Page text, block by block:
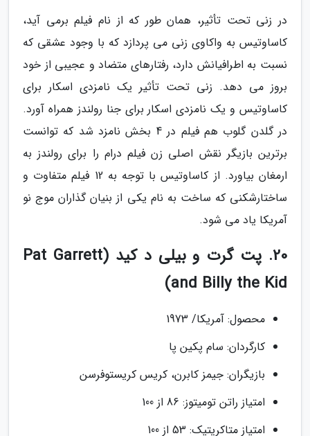
در زنی تحت تأثیر، همان طور که از نام فیلم برمی آید،
کاساوتیس به واکاوی زنی می پردازد که با وجود عشقی که
نسبت به اطرافیانش دارد، رفتارهای متضاد و عجیبی از خود
بروز می دهد. زنی تحت تأثیر یک نامزدی اسکار برای
کاساوتیس و یک نامزدی اسکار برای جنا رولندز همراه آورد.
در گلدن گلوب هم فیلم در 4 بخش نامزد شد که توانست
برترین بازیگر نقش اصلی زن فیلم درام را برای رولندز به
ارمغان بیاورد. از کاساوتیس با توجه به 12 فیلم متفاوت و
ساختارشکنی که ساخت به نام یکی از بنیان گذاران موج نو
آمریکا یاد می شود.
20. پت گرت و بیلی د کید (Pat Garrett
and Billy the Kid)
محصول: آمریکا/ 1973
کارگردان: سام پکین پا
بازیگران: جیمز کابرن، کریس کریستوفرسن
امتیاز راتن تومیتوز: 86 از 100
امتیاز متاکریتیک: 53 از 100